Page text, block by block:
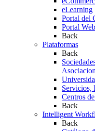
eLearning
Portal del
Portal Web
Back
Plataformas
Back
Servicios,
Centros
Back
Intelligent
Back